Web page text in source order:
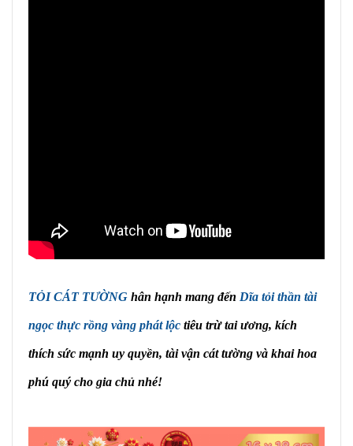
TỎI CÁT TƯỜNG hân hạnh mang đến Dĩa tỏi thần tài
ngọc thực rồng vàng phát lộc tiêu trừ tai ương, kích
thích sức mạnh uy quyền, tài vận cát tường và khai hoa
phú quý cho gia chủ nhé!